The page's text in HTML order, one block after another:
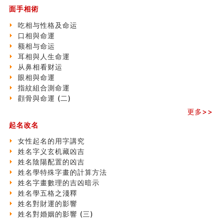
清朝慈禧太后命造 (名人八字淺析七）
飞灵山传说故事
命理解说：想请问什么时候能够遇到姻缘结婚？
商舖選址的風水講究 (下)
吉凶神跳上大运时的断法【四柱技巧】
家居常見風水形煞及化解方法 (一)
刘燮鈞讲人相 手纹与命运(一)
玄空本义 (二)
大門風水五大禁忌！大門風水擺設？門中門風水解方？
寓意好的五行属水的汉字有哪些？五行属水的汉字大全
女性起名的用字講究
香港巨富霍英東命造 (名人八字淺析十）
購房十大風水原則 (上)
七夕节 我国唯一一个以女性为主角传统节日
商舖大門的風水原則 (下)
手指饱满福运加身，这种手相福运在何处？
家居常見風水形煞及化解方法 ( 四)
八字铁口直断经验总结五十条
面手相術
吃相与性格及命运
口相與命運
额相与命运
耳相與人生命運
从鼻相看财运
眼相與命運
指紋組合測命運
顴骨與命運 (二)
更多>>
起名改名
女性起名的用字講究
姓名字义玄机藏凶吉
姓名陰陽配置的凶吉
姓名學特殊字畫的計算方法
姓名字畫數理的吉凶暗示
姓名學五格之淺釋
姓名對財運的影響
姓名對婚姻的影響 (三)